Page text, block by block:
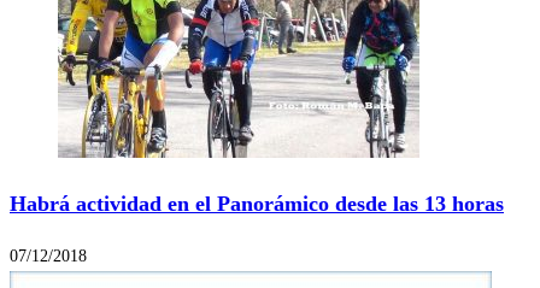
Habrá actividad en el Panorámico desde las 13 horas
07/12/2018